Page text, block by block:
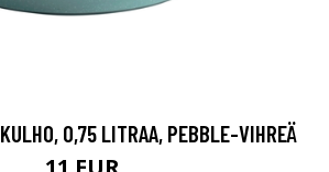
0,75 LITRAA, PEBBLE-VIHREÄ